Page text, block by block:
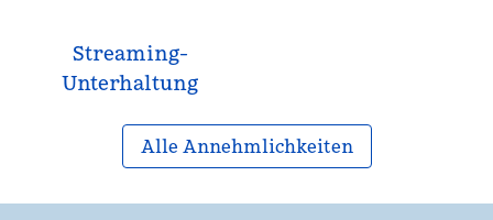
Streaming-
Unterhaltung
Alle Annehmlichkeiten